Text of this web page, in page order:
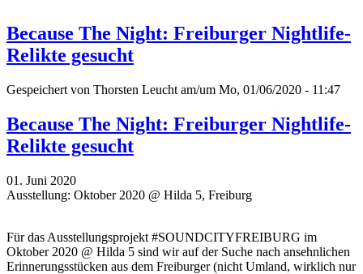
Because The Night: Freiburger Nightlife-
Relikte gesucht
Gespeichert von Thorsten Leucht am/um Mo, 01/06/2020 - 11:47
Because The Night: Freiburger Nightlife-
Relikte gesucht
01. Juni 2020
Ausstellung: Oktober 2020 @ Hilda 5, Freiburg
Für das Ausstellungsprojekt #SOUNDCITYFREIBURG im
Oktober 2020 @ Hilda 5 sind wir auf der Suche nach ansehnlichen
Erinnerungsstücken aus dem Freiburger (nicht Umland, wirklich nur